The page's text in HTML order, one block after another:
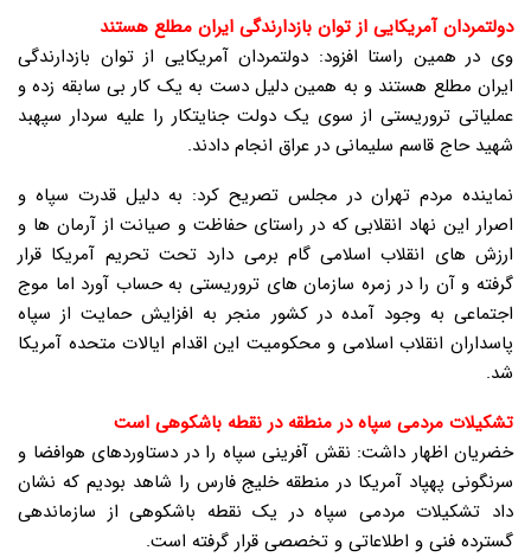
دولتمردان آمریکایی از توان بازدارندگی ایران مطلع هستند
وی در همین راستا افزود: دولتمردان آمریکایی از توان بازدارندگی
ایران مطلع هستند و به همین دلیل دست به یک کار بی سابقه زده و
عملیاتی تروریستی از سوی یک دولت جنایتکار را علیه سردار سپهبد
شهید حاج قاسم سلیمانی در عراق انجام دادند.
نماینده مردم تهران در مجلس تصریح کرد: به دلیل قدرت سپاه و
اصرار این نهاد انقلابی که در راستای حفاظت و صیانت از آرمان ها و
ارزش های انقلاب اسلامی گام برمی دارد تحت تحریم آمریکا قرار
گرفته و آن را در زمره سازمان های تروریستی به حساب آورد اما موج
اجتماعی به وجود آمده در کشور منجر به افزایش حمایت از سپاه
پاسداران انقلاب اسلامی و محکومیت این اقدام ایالات متحده آمریکا
شد.
تشکیلات مردمی سپاه در منطقه در نقطه باشکوهی است
خضریان اظهار داشت: نقش آفرینی سپاه را در دستاوردهای هوافضا و
سرنگونی پهپاد آمریکا در منطقه خلیج فارس را شاهد بودیم که نشان
داد تشکیلات مردمی سپاه در یک نقطه باشکوهی از سازماندهی
گسترده فنی و اطلاعاتی و تخصصی قرار گرفته است.